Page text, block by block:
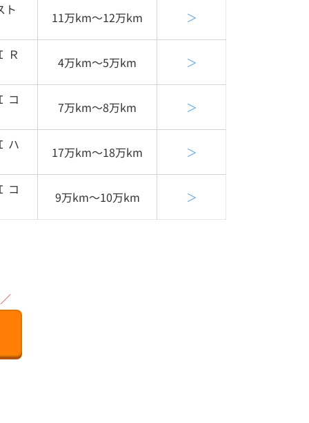
ト
11万km〜12万km ＞
Ｒ 4万km〜5万km ＞
コ 7万km〜8万km ＞
ハ 17万km〜18万km ＞
コ 9万km〜10万km ＞
／